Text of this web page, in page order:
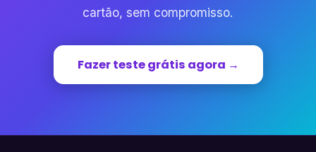
cartão, sem compromisso.
Fazer teste grátis agora →